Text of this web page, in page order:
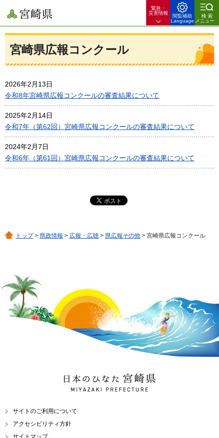
宮崎県
緊急・
災害情報
閲覧補助
Language
検索
メニュー
宮崎県広報コンクール
2026年2月13日
令和8年宮崎県広報コンクールの審査結果について
2025年2月14日
令和7年（第62回）宮崎県広報コンクールの審査結果について
2024年2月7日
令和6年（第61回）宮崎県広報コンクールの審査結果について
トップ> 県政情報 > 広報・広聴 > 県広報その他 > 宮崎県広報コンクール
日本のひなた 宮崎県
MIYAZAKI PREFECTURE
サイトのご利用について
アクセシビリティ方針
サイトマップ